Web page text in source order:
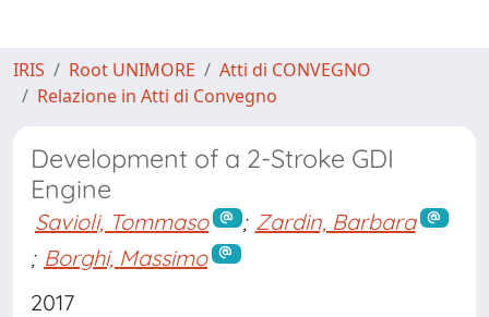
IRIS Root UNIMORE
Atti di CONVEGNO
Relazione in Atti di Convegno
Development of a 2-Stroke GDI
Engine
Savioli, Tommaso ; Zardin, Barbara
; Borghi, Massimo
2017